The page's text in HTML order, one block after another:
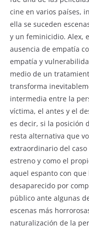
cine en varios países,
ella se suceden
y un feminicidio. Alex,
ausencia de empatía
empatía y
medio de un
transforma
intermedia entre la
víctima, el antes y el
es decir, si la posición
resta alternativa que
extraordinario del caso
estreno y como el
aquel espanto con
desaparecido por
público ante algunas
escenas más
naturalización de la